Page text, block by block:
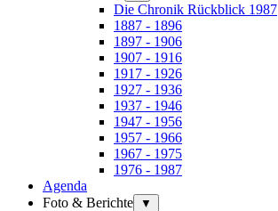
Die Chronik Rückblick 1987
1887 - 1896
1897 - 1906
1907 - 1916
1917 - 1926
1927 - 1936
1937 - 1946
1947 - 1956
1957 - 1966
1967 - 1975
1976 - 1987
Agenda
Foto & Berichte
▼